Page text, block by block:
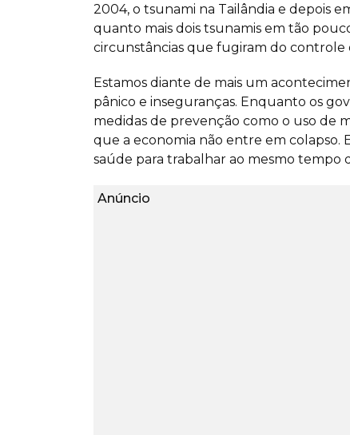
2004, o tsunami na Tailândia e depois
quanto mais dois tsunamis em tão
circunstâncias que fugiram do controle
Estamos diante de mais um
pânico e inseguranças. Enquanto os
medidas de prevenção como o uso de
que a economia não entre em colapso.
saúde para trabalhar ao mesmo tempo
Anúncio